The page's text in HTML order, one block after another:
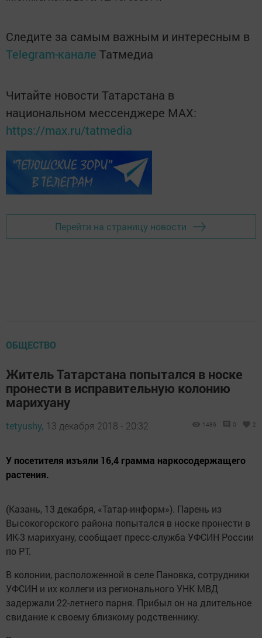
Следите за самым важным и интересным в
Telegram-канале Татмедиа
Читайте новости Татарстана в
национальном мессенджере MАХ:
https://max.ru/tatmedia
Перейти на страницу новости
ОБЩЕСТВО
Житель Татарстана попытался в носке
пронести в исправительную колонию
марихуану
tetyushy, 13 декабря 2018 - 20:32 1486 0 2
У посетителя изъяли 16,4 грамма наркосодержащего
растения.
(Казань, 13 декабря, «Татар-информ»). Парень из
Высокогорского района попытался в носке пронести в
ИК-3 марихуану, сообщает пресс-служба УФСИН России
по РТ.
В колонии, расположенной в селе Пановка, сотрудники
УФСИН и их коллеги из регионального УНК МВД
задержали 22-летнего парня. Прибыл он на длительное
свидание к своему близкому родственнику.